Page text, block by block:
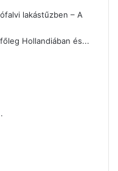
lakástűzben – A
Hollandiában és...